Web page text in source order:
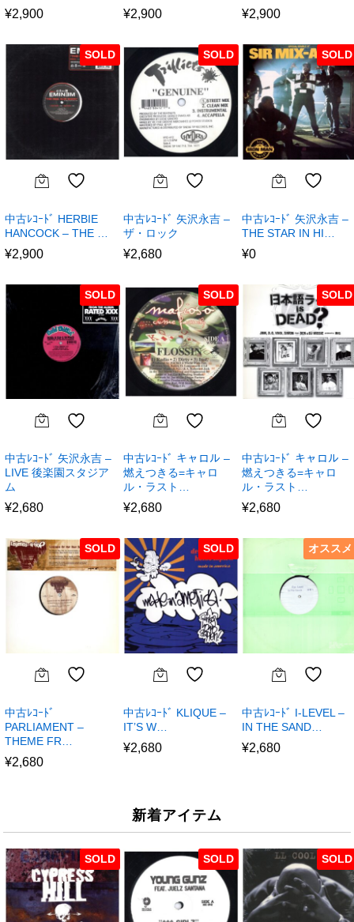
¥2,900 ¥2,900 ¥2,900
SOLD
中古ﾚｺｰﾄﾞ HERBIE
HANCOCK – THE …
¥2,900
SOLD
中古ﾚｺｰﾄﾞ 矢沢永吉 –
ザ・ロック
¥2,680
SOLD
中古ﾚｺｰﾄﾞ 矢沢永吉 –
THE STAR IN HI…
¥0
SOLD
中古ﾚｺｰﾄﾞ 矢沢永吉 –
LIVE 後楽園スタジア
ム
¥2,680
SOLD
中古ﾚｺｰﾄﾞ キャロル –
燃えつきる=キャロ
ル・ラスト…
¥2,680
SOLD
中古ﾚｺｰﾄﾞ キャロル –
燃えつきる=キャロ
ル・ラスト…
¥2,680
SOLD
中古ﾚｺｰﾄﾞ
PARLIAMENT –
THEME FR…
¥2,680
SOLD
中古ﾚｺｰﾄﾞ KLIQUE –
IT’S W…
¥2,680
オススメ
中古ﾚｺｰﾄﾞ I-LEVEL –
IN THE SAND…
¥2,680
新着アイテム
SOLD SOLD SOLD